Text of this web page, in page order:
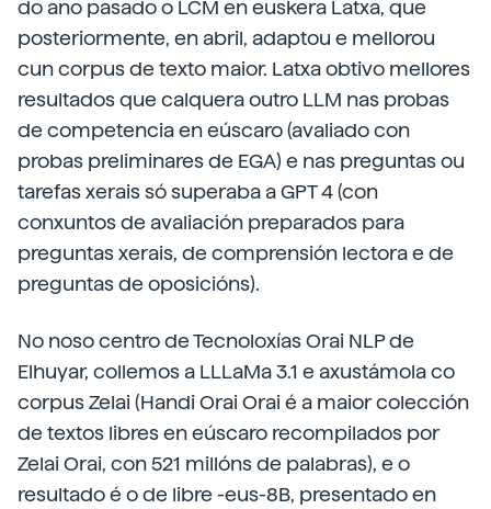
do ano pasado o LCM en euskera Latxa, que
posteriormente, en abril, adaptou e mellorou
cun corpus de texto maior. Latxa obtivo mellores
resultados que calquera outro LLM nas probas
de competencia en eúscaro (avaliado con
probas preliminares de EGA) e nas preguntas ou
tarefas xerais só superaba a GPT 4 (con
conxuntos de avaliación preparados para
preguntas xerais, de comprensión lectora e de
preguntas de oposicións).
No noso centro de Tecnoloxías Orai NLP de
Elhuyar, collemos a LLLaMa 3.1 e axustámola co
corpus Zelai (Handi Orai Orai é a maior colección
de textos libres en eúscaro recompilados por
Zelai Orai, con 521 millóns de palabras), e o
resultado é o de libre -eus-8B, presentado en